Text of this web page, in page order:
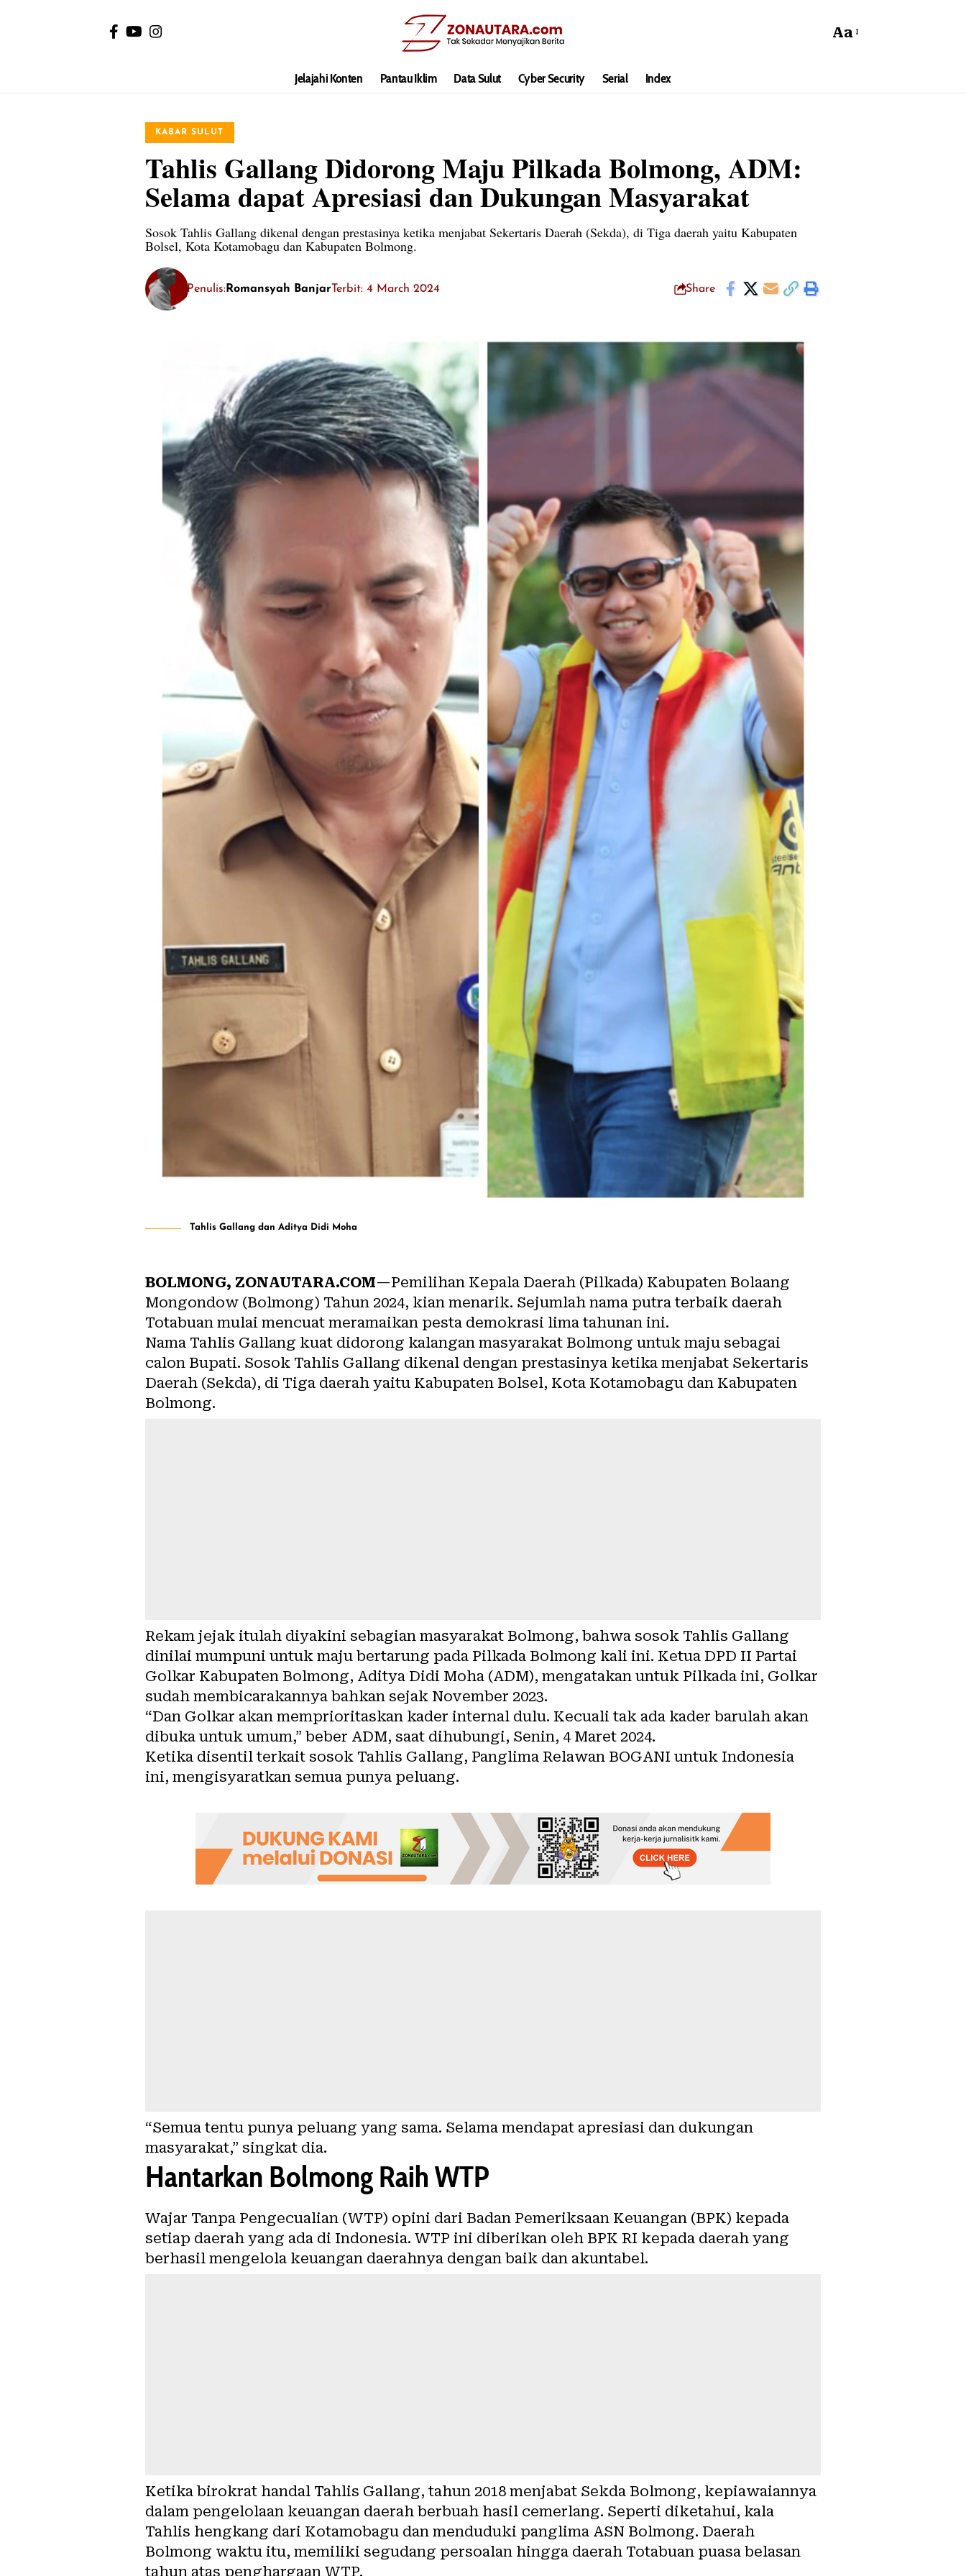
Aa
Jelajahi Konten Pantau Iklim Data Sulut Cyber Security Serial Index
KABAR SULUT
Tahlis Gallang Didorong Maju Pilkada Bolmong, ADM:
Selama dapat Apresiasi dan Dukungan Masyarakat
Sosok Tahlis Gallang dikenal dengan prestasinya ketika menjabat Sekertaris Daerah (Sekda), di Tiga daerah yaitu Kabupaten
Bolsel, Kota Kotamobagu dan Kabupaten Bolmong.
Penulis:Romansyah Banjar Terbit: 4 March 2024 Share
Tahlis Gallang dan Aditya Didi Moha
BOLMONG, ZONAUTARA.COM—Pemilihan Kepala Daerah (Pilkada) Kabupaten Bolaang
Mongondow (Bolmong) Tahun 2024, kian menarik. Sejumlah nama putra terbaik daerah
Totabuan mulai mencuat meramaikan pesta demokrasi lima tahunan ini.
Nama Tahlis Gallang kuat didorong kalangan masyarakat Bolmong untuk maju sebagai
calon Bupati. Sosok Tahlis Gallang dikenal dengan prestasinya ketika menjabat Sekertaris
Daerah (Sekda), di Tiga daerah yaitu Kabupaten Bolsel, Kota Kotamobagu dan Kabupaten
Bolmong.
Rekam jejak itulah diyakini sebagian masyarakat Bolmong, bahwa sosok Tahlis Gallang
dinilai mumpuni untuk maju bertarung pada Pilkada Bolmong kali ini. Ketua DPD II Partai
Golkar Kabupaten Bolmong, Aditya Didi Moha (ADM), mengatakan untuk Pilkada ini, Golkar
sudah membicarakannya bahkan sejak November 2023.
“Dan Golkar akan memprioritaskan kader internal dulu. Kecuali tak ada kader barulah akan
dibuka untuk umum,” beber ADM, saat dihubungi, Senin, 4 Maret 2024.
Ketika disentil terkait sosok Tahlis Gallang, Panglima Relawan BOGANI untuk Indonesia
ini, mengisyaratkan semua punya peluang.
“Semua tentu punya peluang yang sama. Selama mendapat apresiasi dan dukungan
masyarakat,” singkat dia.
Hantarkan Bolmong Raih WTP
Wajar Tanpa Pengecualian (WTP) opini dari Badan Pemeriksaan Keuangan (BPK) kepada
setiap daerah yang ada di Indonesia. WTP ini diberikan oleh BPK RI kepada daerah yang
berhasil mengelola keuangan daerahnya dengan baik dan akuntabel.
Ketika birokrat handal Tahlis Gallang, tahun 2018 menjabat Sekda Bolmong, kepiawaiannya
dalam pengelolaan keuangan daerah berbuah hasil cemerlang. Seperti diketahui, kala
Tahlis hengkang dari Kotamobagu dan menduduki panglima ASN Bolmong. Daerah
Bolmong waktu itu, memiliki segudang persoalan hingga daerah Totabuan puasa belasan
tahun atas penghargaan WTP.